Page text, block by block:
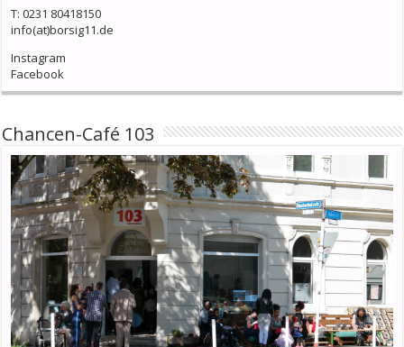
T: 0231 80418150
info(at)borsig11.de
Instagram
Facebook
Chancen-Café 103